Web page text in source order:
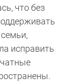
что без
исправить